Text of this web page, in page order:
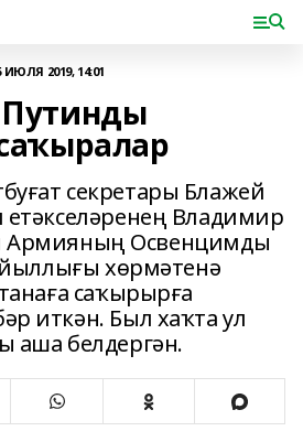
ИЮЛЯ 2019, 14:01
секретары Блажей
Владимир
Армияның Освенцимды
йыллығы хөрмәтенә
саҡырырға
иткән. Был хаҡта ул
аша белдергән.